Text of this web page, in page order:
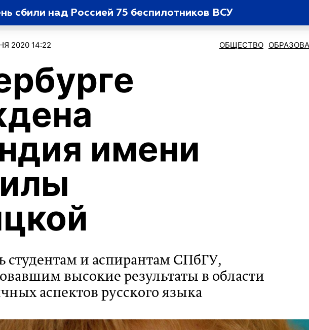
сбили над Россией 75 беспилотников ВСУ
2020 14:22 ОБЩЕСТВО
имени
студентам и аспирантам СПбГУ,
высокие результаты в области
аспектов русского языка